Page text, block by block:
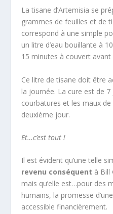
La tisane d’Artemisia se
grammes de feuilles et de
correspond à une simple
un litre d’eau bouillante à
15 minutes à couvert avant
Ce litre de tisane doit être
la journée. La cure est de
courbatures et les maux
deuxième jour.
Et…c’est tout !
Il est évident qu’une telle
revenu conséquent à Bill
mais qu’elle est…pour des
humains, la promesse
accessible financièrement.